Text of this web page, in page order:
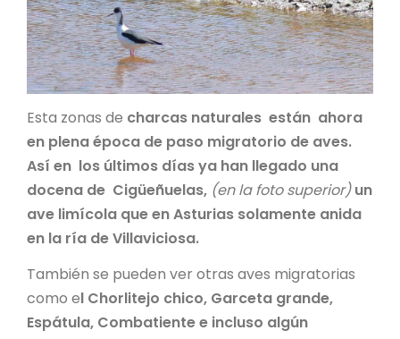
Esta zonas de charcas naturales están ahora
en plena época de paso migratorio de aves.
Así en los últimos días ya han llegado una
docena de Cigüeñuelas, (en la foto superior)un
ave limícola que en Asturias solamente anida
en la ría de Villaviciosa.
También se pueden ver otras aves migratorias
como el Chorlitejo chico, Garceta grande,
Espátula, Combatiente e incluso algún